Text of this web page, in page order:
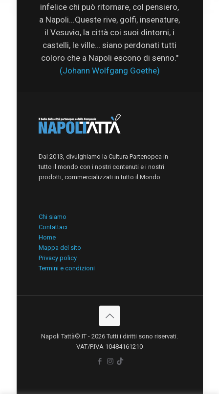
infelice chi può ritornare, col pensiero,
a Napoli...Queste rive, golfi, insenature,
il Vesuvio, la città coi suoi dintorni, i
castelli, le ville… siano perdonati tutti
coloro che a Napoli escono di senno."
(Johann Wolfgang Goethe)
Dal 2013, divulghiamo la Cultura Partenopea in
tutto il mondo con i nostri contenuti e i nostri
prodotti, commercializzati in tutto il Mondo.
Chi siamo
Contattaci
Home
Mappa del sito
Privacy policy
Termini e condizioni
Napoli Tattà®.IT - 2026 Tutti i diritti sono riservati.
VAT/P.IVA 10484161210